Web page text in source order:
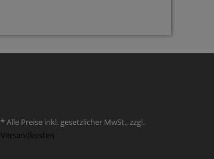
* Alle Preise inkl. gesetzlicher MwSt., zzgl.
Versandkosten